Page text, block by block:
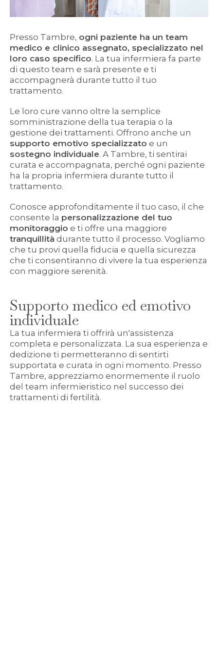
Presso Tambre, ogni paziente ha un team
medico e clinico assegnato, specializzato nel
loro caso specifico. La tua infermiera fa parte
di questo team e sarà presente e ti
accompagnerà durante tutto il tuo
trattamento.
Le loro cure vanno oltre la semplice
somministrazione della tua terapia o la
gestione dei trattamenti. Offrono anche un
supporto emotivo specializzato e un
sostegno individuale. A Tambre, ti sentirai
curata e accompagnata, perché ogni paziente
ha la propria infermiera durante tutto il
trattamento.
Conosce approfonditamente il tuo caso, il che
consente la personalizzazione del tuo
monitoraggio e ti offre una maggiore
tranquillità durante tutto il processo. Vogliamo
che tu provi quella fiducia e quella sicurezza
che ti consentiranno di vivere la tua esperienza
con maggiore serenità.
Supporto medico ed emotivo
individuale
La tua infermiera ti offrirà un'assistenza
completa e personalizzata. La sua esperienza e
dedizione ti permetteranno di sentirti
supportata e curata in ogni momento. Presso
Tambre, apprezziamo enormemente il ruolo
del team infermieristico nel successo dei
trattamenti di fertilità.